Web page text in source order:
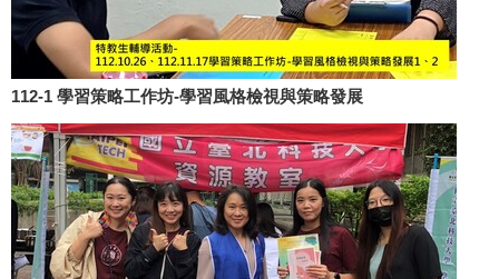
112-1 學習策略工作坊-學習風格檢視與策略發展